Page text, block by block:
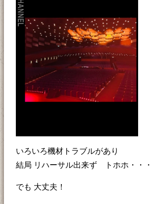
いろいろ機材トラブルがあり
結局 リハーサル出来ず トホホ・・・
でも 大丈夫！